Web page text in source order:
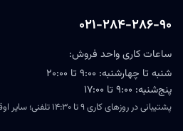
۰۲۱-۲۸۴-۲۸۶-۹۰
ساعات کاری واحد فروش:
شنبه تا چهارشنبه: ۹:۰۰ تا ۲۰:۰۰
پنج‌شنبه: ۹:۰۰ تا ۱۷:۰۰
پشتیبانی در روزهای کاری ۹ تا ۱۴:۳۰ تلفنی؛ سایر اوقات از طریق تلگرام، واتساپ و ایتا.